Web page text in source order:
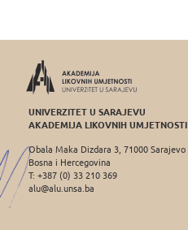
UNIVERZITET U SARAJEVU
AKADEMIJA LIKOVNIH UMJETNOSTI
Obala Maka Dizdara 3, 71000 Sarajevo
Bosna i Hercegovina
T: +387 (0) 33 210 369
alu@alu.unsa.ba